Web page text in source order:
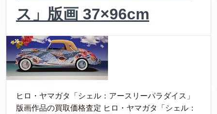
ス」版画 37×96cm
ヒロ・ヤマガタ「シェル：アースリーパラダイス」
版画作品の買取価格査定 ヒロ・ヤマガタ「シェル：